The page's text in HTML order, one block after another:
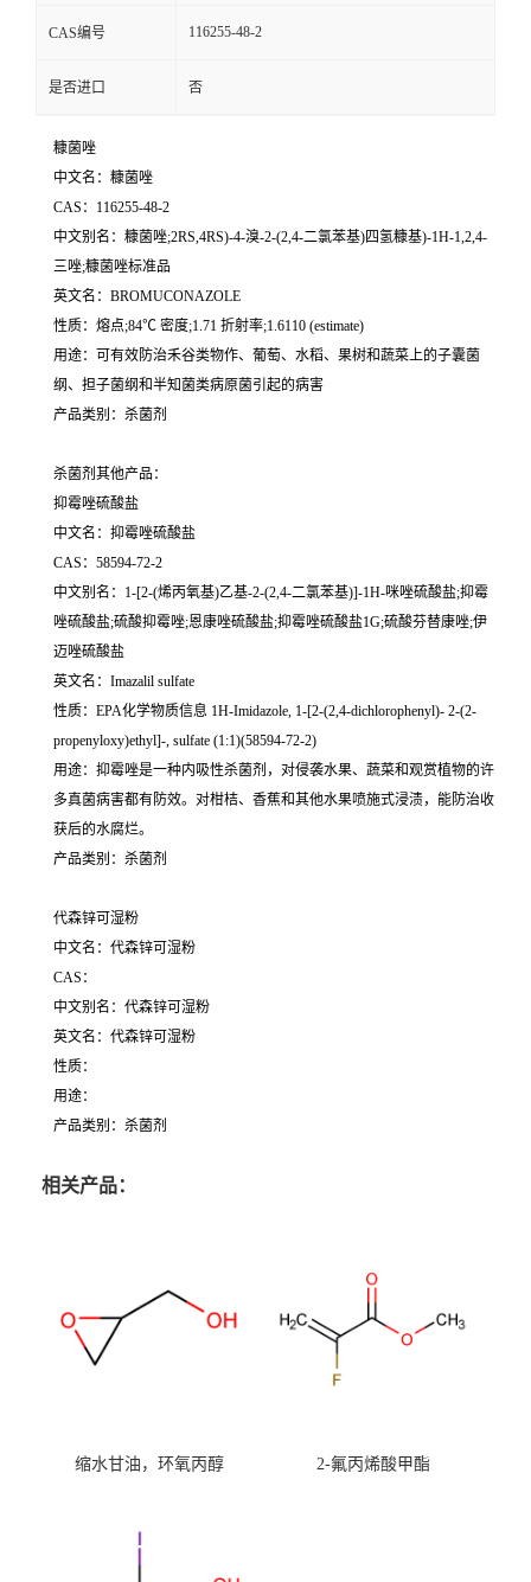
CAS编号 116255-48-2
是否进口 否
糠菌唑
中文名：糠菌唑
CAS：116255-48-2
中文别名：糠菌唑;2RS,4RS)-4-溴-2-(2,4-二氯苯基)四氢糠基)-1H-1,2,4-
三唑;糠菌唑标准品
英文名：BROMUCONAZOLE
性质：熔点;84℃ 密度;1.71 折射率;1.6110 (estimate)
用途：可有效防治禾谷类物作、葡萄、水稻、果树和蔬菜上的子囊菌
纲、担子菌纲和半知菌类病原菌引起的病害
产品类别：杀菌剂
杀菌剂其他产品：
抑霉唑硫酸盐
中文名：抑霉唑硫酸盐
CAS：58594-72-2
中文别名：1-[2-(烯丙氧基)乙基-2-(2,4-二氯苯基)]-1H-咪唑硫酸盐;抑霉
唑硫酸盐;硫酸抑霉唑;恩康唑硫酸盐;抑霉唑硫酸盐1G;硫酸芬替康唑;伊
迈唑硫酸盐
英文名：Imazalil sulfate
性质：EPA化学物质信息 1H-Imidazole, 1-[2-(2,4-dichlorophenyl)- 2-(2-
propenyloxy)ethyl]-, sulfate (1:1)(58594-72-2)
用途：抑霉唑是一种内吸性杀菌剂，对侵袭水果、蔬菜和观赏植物的许
多真菌病害都有防效。对柑桔、香蕉和其他水果喷施式浸渍，能防治收
获后的水腐烂。
产品类别：杀菌剂
代森锌可湿粉
中文名：代森锌可湿粉
CAS：
中文别名：代森锌可湿粉
英文名：代森锌可湿粉
性质：
用途：
产品类别：杀菌剂
相关产品：
缩水甘油，环氧丙醇 2-氟丙烯酸甲酯